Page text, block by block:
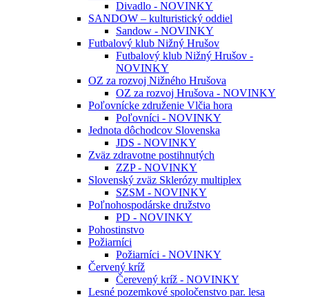
Divadlo - NOVINKY
SANDOW – kulturistický oddiel
Sandow - NOVINKY
Futbalový klub Nižný Hrušov
Futbalový klub Nižný Hrušov -
NOVINKY
OZ za rozvoj Nižného Hrušova
OZ za rozvoj Hrušova - NOVINKY
Poľovnícke združenie Vlčia hora
Poľovníci - NOVINKY
Jednota dôchodcov Slovenska
JDS - NOVINKY
Zväz zdravotne postihnutých
ZZP - NOVINKY
Slovenský zväz Sklerózy multiplex
SZSM - NOVINKY
Poľnohospodárske družstvo
PD - NOVINKY
Pohostinstvo
Požiarníci
Požiarníci - NOVINKY
Červený kríž
Čerevený kríž - NOVINKY
Lesné pozemkové spoločenstvo par. lesa